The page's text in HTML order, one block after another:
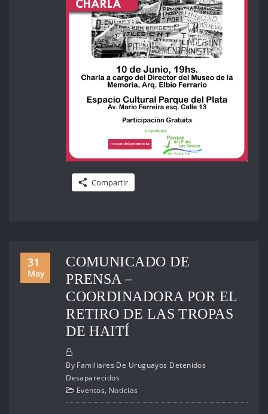
Compartir
31
May
COMUNICADO DE
PRENSA –
COORDINADORA POR EL
RETIRO DE LAS TROPAS
DE HAITÍ
By Familiares De Uruguayos Detenidos
Desaparecidos
Eventos, Noticias